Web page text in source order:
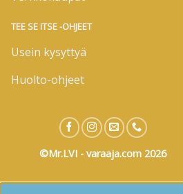
TEE SE ITSE -OHJEET
Usein kysyttyä
Huolto-ohjeet
©Mr.LVI - varaaja.com 2026